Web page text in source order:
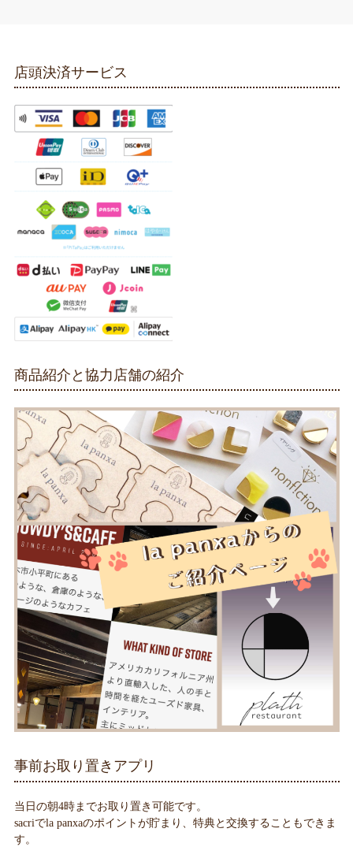
店頭決済サービス
商品紹介と協力店舗の紹介
事前お取り置きアプリ
当日の朝4時までお取り置き可能です。
sacriでla panxaのポイントが貯まり、特典と交換することもできま
す。